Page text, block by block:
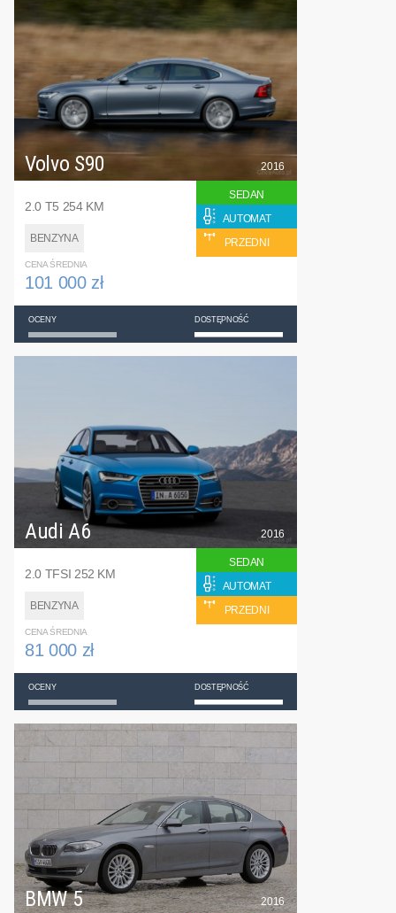
Volvo S90
2.0 T5 254 KM
BENZYNA
2016
SEDAN
AUTOMAT
PRZEDNI
CENA ŚREDNIA
101 000 zł
OCENY DOSTĘPNOŚĆ
Audi A6
2.0 TFSI 252 KM
BENZYNA
2016
SEDAN
AUTOMAT
PRZEDNI
CENA ŚREDNIA
81 000 zł
OCENY DOSTĘPNOŚĆ
BMW 5 2016